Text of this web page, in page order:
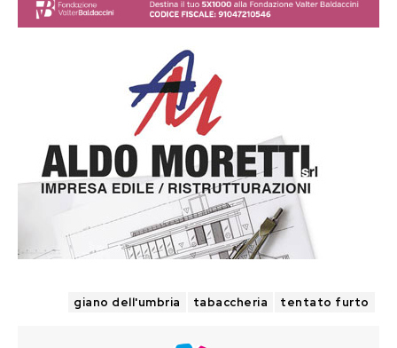
giano dell'umbria tabaccheria tentato furto